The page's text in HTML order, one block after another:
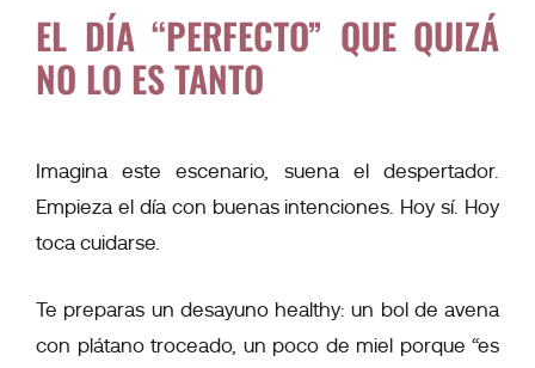
EL DÍA “PERFECTO” QUE QUIZÁ
NO LO ES TANTO
Imagina este escenario, suena el despertador.
Empieza el día con buenas intenciones. Hoy sí. Hoy
toca cuidarse.
Te preparas un desayuno healthy: un bol de avena
con plátano troceado, un poco de miel porque “es